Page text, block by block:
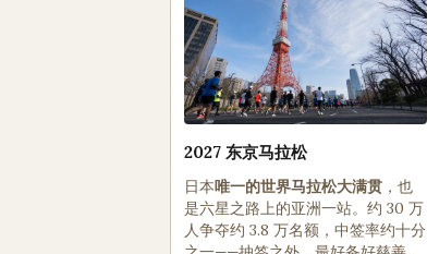
2027 东京马拉松
日本唯一的世界马拉松大满贯 ，也
是六星之路上的亚洲一站。约 30 万
人争夺约 3.8 万名额，中签率约十分